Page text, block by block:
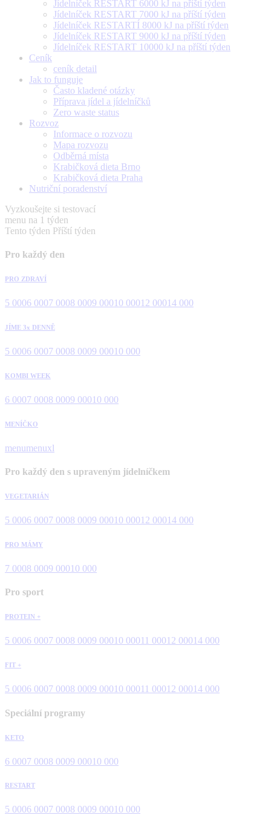
Jídelníček RESTART 6000 kJ na příští týden
Jídelníček RESTART 7000 kJ na příští týden
Jídelníček RESTARTÍ 8000 kJ na příští týden
Jídelníček RESTART 9000 kJ na příští týden
Jídelníček RESTART 10000 kJ na příští týden
Ceník
ceník detail
Jak to funguje
Často kladené otázky
Příprava jídel a jídelníčků
Zero waste status
Rozvoz
Informace o rozvozu
Mapa rozvozu
Odběrná místa
Krabičková dieta Brno
Krabičková dieta Praha
Nutriční poradenství
Vyzkoušejte si testovací
menu na 1 týden
Tento týden Příští týden
Pro každý den
PRO ZDRAVÍ
5 0006 0007 0008 0009 00010 00012 00014 000
JÍME 3x DENNĚ
5 0006 0007 0008 0009 00010 000
KOMBI WEEK
6 0007 0008 0009 00010 000
MENÍČKO
menumenuxl
Pro každý den s upraveným jídelníčkem
VEGETARIÁN
5 0006 0007 0008 0009 00010 00012 00014 000
PRO MÁMY
7 0008 0009 00010 000
Pro sport
PROTEIN +
5 0006 0007 0008 0009 00010 00011 00012 00014 000
FIT +
5 0006 0007 0008 0009 00010 00011 00012 00014 000
Speciální programy
KETO
6 0007 0008 0009 00010 000
RESTART
5 0006 0007 0008 0009 00010 000